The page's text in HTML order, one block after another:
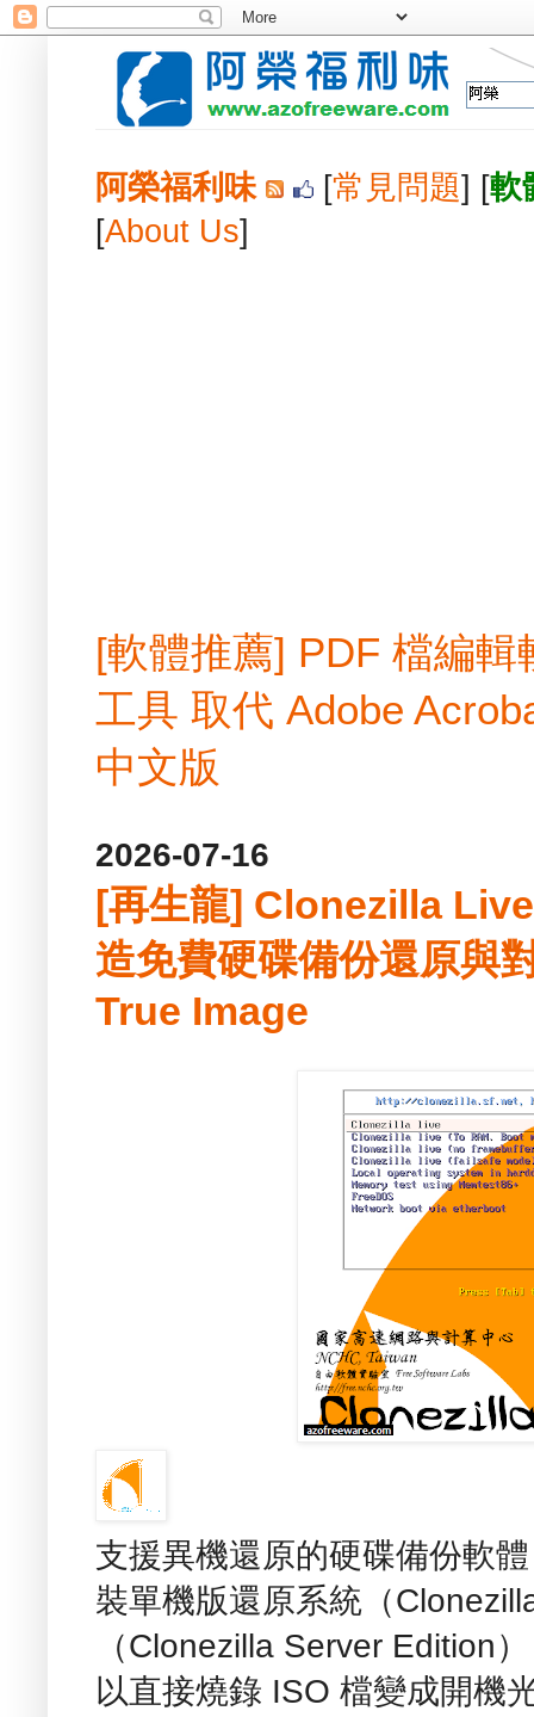
阿榮福利味 [常見問題] [軟
[About Us]
[軟體推薦] PDF 檔編
工具 取代 Adobe
中文版
2026-07-16
[再生龍] Clonezilla
造免費硬碟備份還原與
True Image
支援異機還原的硬碟備份軟
裝單機版還原系統（
（Clonezilla Server Edition
以直接燒錄 ISO 檔變成開機